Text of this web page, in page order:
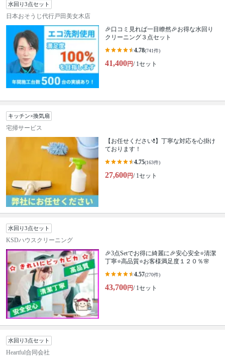
水回り3点セット
日本おそうじ代行戸田美女木店
🎉口コミ見れば一目瞭然🎉お得な水回り
クリーニング３点セット
4.78(741件)
41,400円/ 1セット
キッチン×換気扇
宅掃サービス
【お任せください❗️】丁寧な対応を心掛け
ております！
4.75(163件)
27,600円/ 1セット
水回り3点セット
KSDハウスクリーニング
🎉3点Setでお得に綺麗に🎉安心安全⭐清潔
丁寧⭐高品質⭐お客様満足度１２０％🌸
4.57(270件)
43,700円/ 1セット
水回り3点セット
Heartful合同会社